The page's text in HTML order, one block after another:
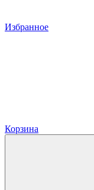
Избранное
Корзина